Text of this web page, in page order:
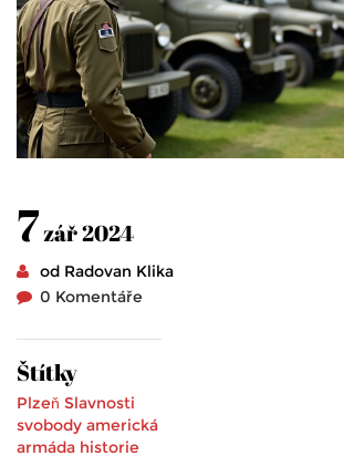
7zář 2024
od Radovan Klika
0 Komentáře
Štítky
Plzeň Slavnosti
svobody americká
armáda historie